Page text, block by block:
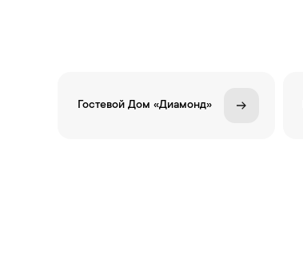
Гостевой Дом «Диамонд»